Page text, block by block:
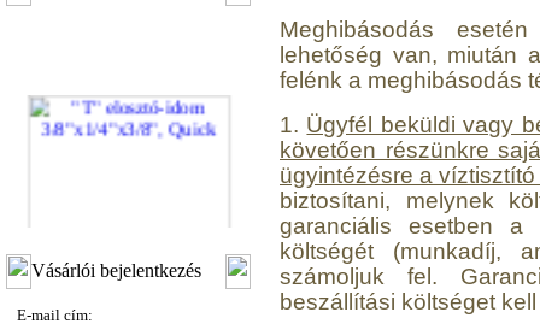
3/8"x1/4"x3/8", Quick
Vásárlói bejelentkezés
E-mail cím:
Meghibásodás
lehetőség van, miután
felénk a meghibásodás
1. Ügyfél beküldi vagy
követően részünkre
ügyintézésre a
biztosítani, melynek
garanciális esetben
költségét (munkadíj,
számoljuk fel.
beszállítási költséget